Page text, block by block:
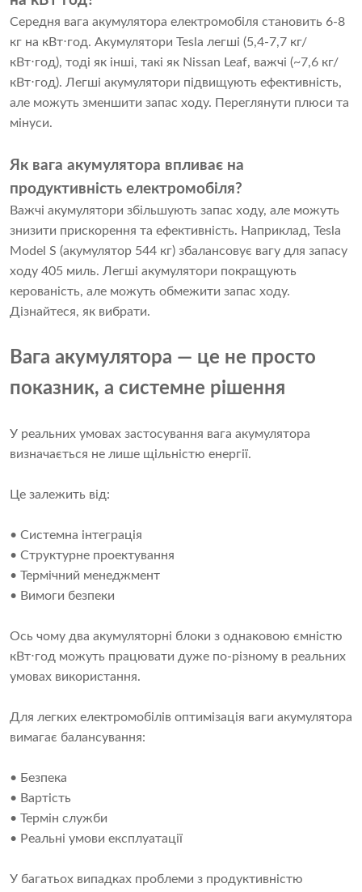
Середня вага акумулятора електромобіля становить 6-8
кг на кВт⋅год. Акумулятори Tesla легші (5,4-7,7 кг/
кВт⋅год), тоді як інші, такі як Nissan Leaf, важчі (~7,6 кг/
кВт⋅год). Легші акумулятори підвищують ефективність,
але можуть зменшити запас ходу. Переглянути плюси та
мінуси.
Як вага акумулятора впливає на
продуктивність електромобіля?
Важчі акумулятори збільшують запас ходу, але можуть
знизити прискорення та ефективність. Наприклад, Tesla
Model S (акумулятор 544 кг) збалансовує вагу для запасу
ходу 405 миль. Легші акумулятори покращують
керованість, але можуть обмежити запас ходу.
Дізнайтеся, як вибрати.
Вага акумулятора — це не просто
показник, а системне рішення
У реальних умовах застосування вага акумулятора
визначається не лише щільністю енергії.
Це залежить від:
• Системна інтеграція
• Структурне проектування
• Термічний менеджмент
• Вимоги безпеки
Ось чому два акумуляторні блоки з однаковою ємністю
кВт⋅год можуть працювати дуже по-різному в реальних
умовах використання.
Для легких електромобілів оптимізація ваги акумулятора
вимагає балансування:
• Безпека
• Вартість
• Термін служби
• Реальні умови експлуатації
У багатьох випадках проблеми з продуктивністю